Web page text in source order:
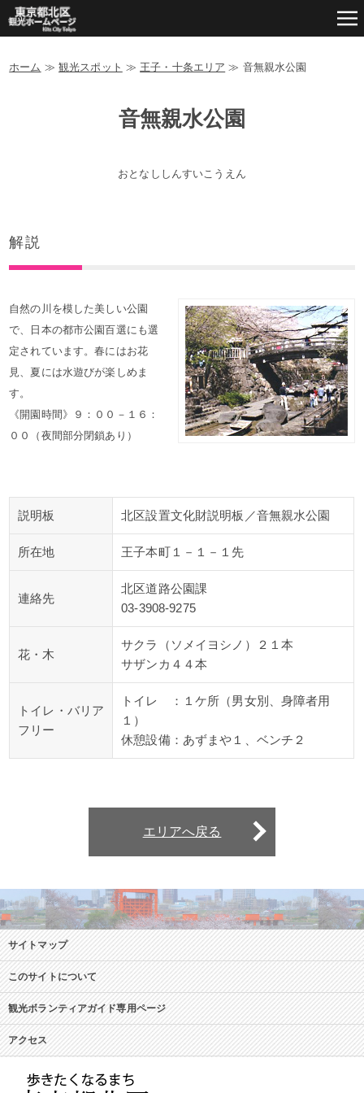
ホーム ≫ 観光スポット ≫ 王子・十条エリア ≫ 音無親水公園
音無親水公園
おとなししんすいこうえん
解説
自然の川を模した美しい公園
で、日本の都市公園百選にも選
定されています。春にはお花
見、夏には水遊びが楽しめま
す。
《開園時間》９：００－１６：
００（夜間部分閉鎖あり）
説明板 北区設置文化財説明板／音無親水公園
所在地 王子本町１－１－１先
連絡先
北区道路公園課
03-3908-9275
花・木
サクラ（ソメイヨシノ）２１本
サザンカ４４本
トイレ・バリア
フリー
トイレ ：１ケ所（男女別、身障者用
１）
休憩設備：あずまや１、ベンチ２
エリアへ戻る
サイトマップ
このサイトについて
観光ボランティアガイド専用ページ
アクセス